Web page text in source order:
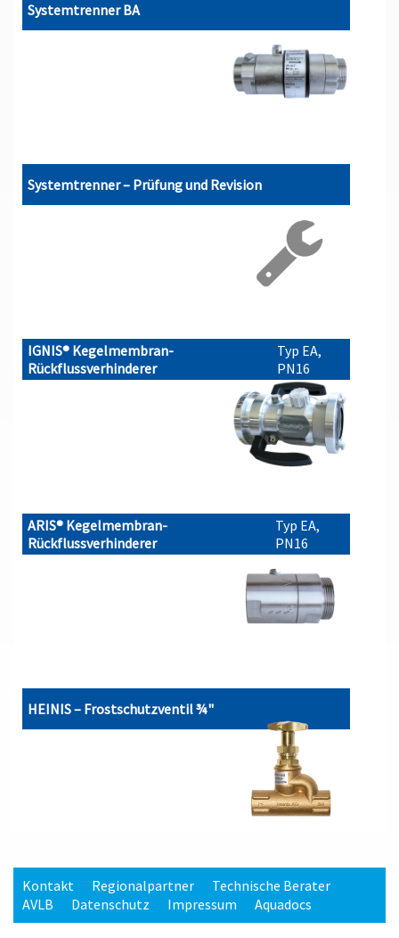
Systemtrenner BA
Systemtrenner – Prüfung und Revision
IGNIS® Kegelmembran-
Rückflussverhinderer
Typ EA,
PN16
ARIS® Kegelmembran-
Rückflussverhinderer
Typ EA,
PN16
HEINIS – Frostschutzventil ¾"
Kontakt Regionalpartner
Technische Berater
AVLB
Datenschutz Impressum Aquadocs